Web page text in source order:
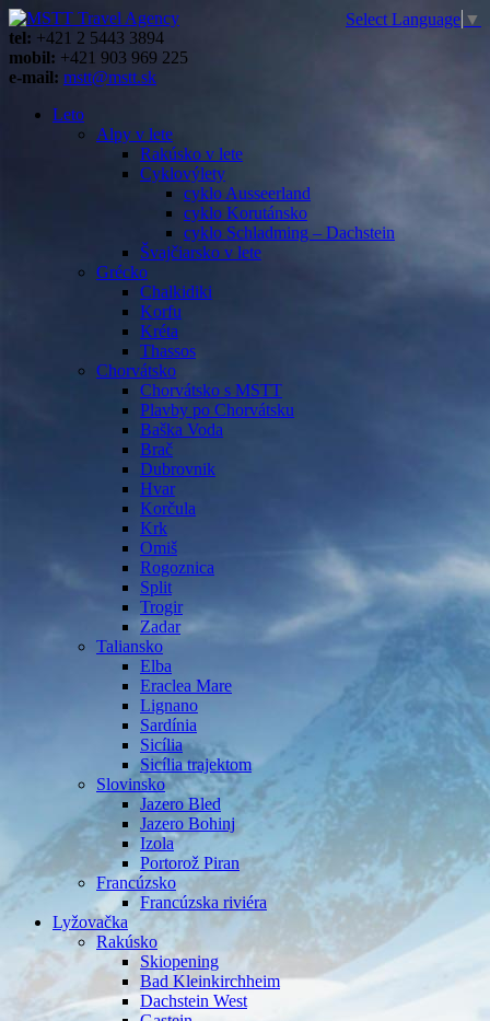
Select Language ▼
tel: +421 2 5443 3894
mobil: +421 903 969 225
e-mail: mstt@mstt.sk
Leto
Alpy v lete
Rakúsko v lete
Cyklovýlety
cyklo Ausseerland
cyklo Korutánsko
cyklo Schladming – Dachstein
Švajčiarsko v lete
Grécko
Chalkidiki
Korfu
Kréta
Thassos
Chorvátsko
Chorvátsko s MSTT
Plavby po Chorvátsku
Baška Voda
Brač
Dubrovnik
Hvar
Korčula
Krk
Omiš
Rogoznica
Split
Trogir
Zadar
Taliansko
Elba
Eraclea Mare
Lignano
Sardínia
Sicília
Sicília trajektom
Slovinsko
Jazero Bled
Jazero Bohinj
Izola
Portorož Piran
Francúzsko
Francúzska riviéra
Lyžovačka
Rakúsko
Skiopening
Bad Kleinkirchheim
Dachstein West